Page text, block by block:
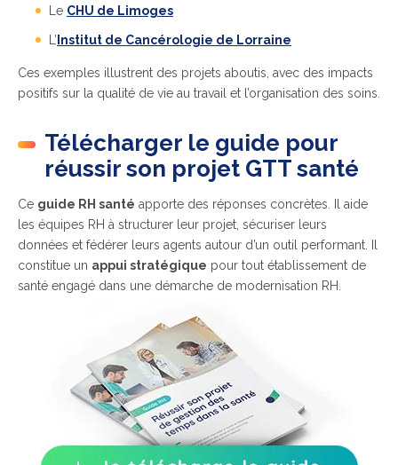
Le CHU de Limoges
L’Institut de Cancérologie de Lorraine
Ces exemples illustrent des projets aboutis, avec des impacts
positifs sur la qualité de vie au travail et l’organisation des soins.
Télécharger le guide pour
réussir son projet GTT santé
Ce guide RH santé apporte des réponses concrètes. Il aide
les équipes RH à structurer leur projet, sécuriser leurs
données et fédérer leurs agents autour d’un outil performant. Il
constitue un appui stratégique pour tout établissement de
santé engagé dans une démarche de modernisation RH.